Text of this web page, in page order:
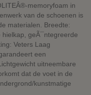
memoryfoam in
van de schoenen is
materialen. Breedte:
geÃ¯ntegreerde
Veters Laag
een
uitneembare
dat de voet in de
kunstmatige